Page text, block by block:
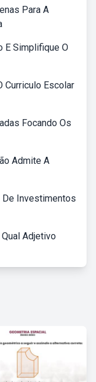
Para A
E Simplifique O
Curriculo Escolar
Focando Os
Admite A
Investimentos
Adjetivo